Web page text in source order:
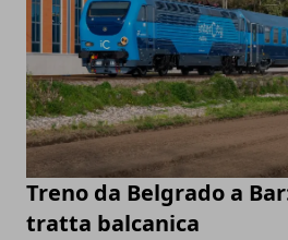
Treno da Belgrado a
tratta balcanica